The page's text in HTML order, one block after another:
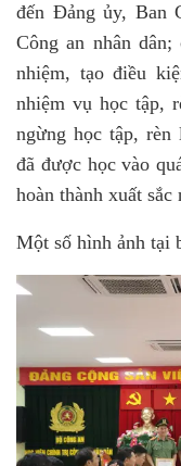
đến Đảng ủy, Ban
Công an nhân
nhiệm, tạo điều
nhiệm vụ học tập,
ngừng học tập, rèn
đã được học vào
hoàn thành xuất
Một số hình ảnh tại